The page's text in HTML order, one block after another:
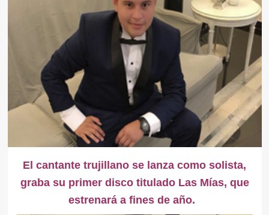
El cantante trujillano se lanza como solista,
graba su primer disco titulado Las Mías, que
estrenará a fines de año.